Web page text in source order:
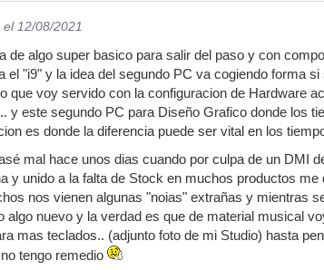
el 12/08/2021
de algo super basico para salir del paso y con
el "i9" y la idea del segundo PC va cogiendo forma
que voy servido con la configuracion de Hardware
y este segundo PC para Diseño Grafico donde los
es donde la diferencia puede ser vital en los
mal hace unos dias cuando por culpa de un DMI
y unido a la falta de Stock en muchos productos
nos vienen algunas "noias" extrañas y mientras
algo nuevo y la verdad es que de material musical
mas teclados.. (adjunto foto de mi Studio) hasta
tengo remedio